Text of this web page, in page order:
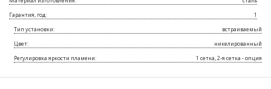
Гарантия, год:
1
Тип установки:
встраиваемый
Цвет:
никелированный
Регулировка яркости пламени:
1 сетка, 2-я сетка - опция